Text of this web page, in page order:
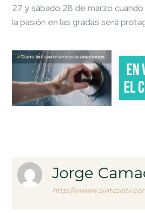
27 y sábado 28 de marzo
la pasión en las gradas será
Jorge
http://